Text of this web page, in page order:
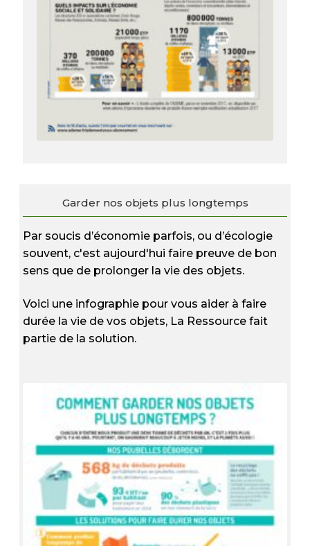
Garder nos objets plus longtemps
Par soucis d’économie parfois, ou d’écologie
souvent, c'est aujourd'hui faire preuve de bon
sens que de prolonger la vie des objets.
Voici une infographie pour vous aider à faire
durée la vie de vos objets, La Ressource fait
partie de la solution.